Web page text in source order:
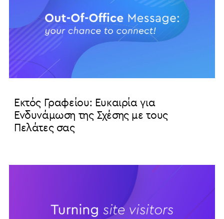
Εκτός Γραφείου: Ευκαιρία για
Ενδυνάμωση της Σχέσης με τους
Πελάτες σας